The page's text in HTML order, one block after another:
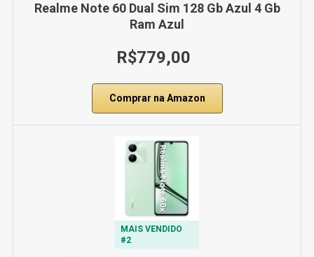
Realme Note 60 Dual Sim 128 Gb Azul 4 Gb
Ram Azul
R$779,00
Comprar na Amazon
MAIS VENDIDO
#2